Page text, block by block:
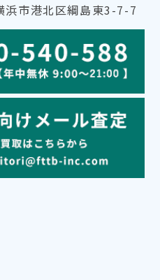
市港北区綱島東3-7-7